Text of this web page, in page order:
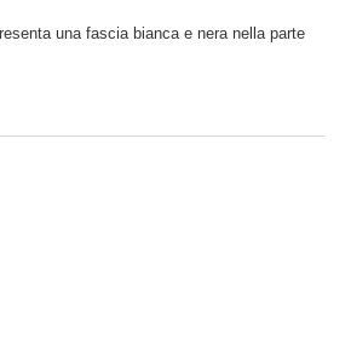
una fascia bianca e nera nella parte